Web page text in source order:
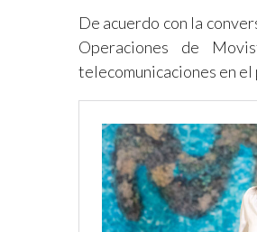
De acuerdo con la
Operaciones de
telecomunicaciones en el